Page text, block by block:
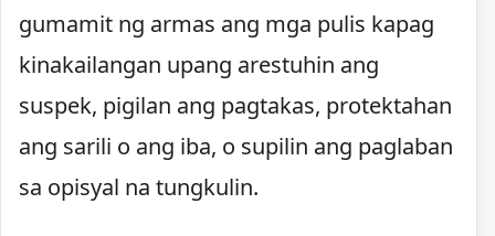
gumamit ng armas ang mga pulis kapag
kinakailangan upang arestuhin ang
suspek, pigilan ang pagtakas, protektahan
ang sarili o ang iba, o supilin ang paglaban
sa opisyal na tungkulin.